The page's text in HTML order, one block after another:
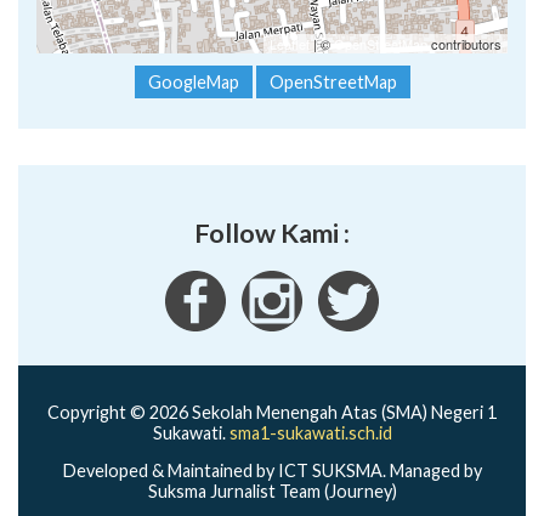
Leaflet | ©OpenStreetMapcontributors
GoogleMap OpenStreetMap
Follow Kami :
Copyright © 2026 Sekolah Menengah Atas (SMA) Negeri 1
Sukawati.sma1-sukawati.sch.id
Developed & Maintained by ICT SUKSMA. Managed by
Suksma Jurnalist Team (Journey)